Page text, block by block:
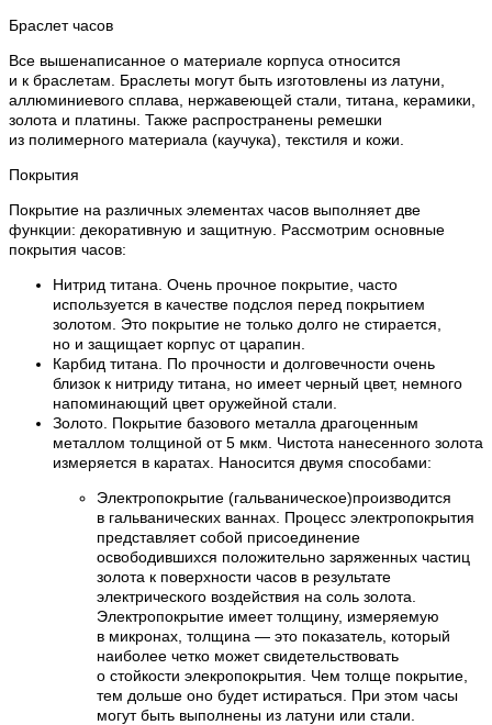
Браслет часов
Все вышенаписанное о материале корпуса относится
и к браслетам. Браслеты могут быть изготовлены из латуни,
аллюминиевого сплава, нержавеющей стали, титана, керамики,
золота и платины. Также распространены ремешки
из полимерного материала (каучука), текстиля и кожи.
Покрытия
Покрытие на различных элементах часов выполняет две
функции: декоративную и защитную. Рассмотрим основные
покрытия часов:
Нитрид титана. Очень прочное покрытие, часто
используется в качестве подслоя перед покрытием
золотом. Это покрытие не только долго не стирается,
но и защищает корпус от царапин.
Карбид титана. По прочности и долговечности очень
близок к нитриду титана, но имеет черный цвет, немного
напоминающий цвет оружейной стали.
Золото. Покрытие базового металла драгоценным
металлом толщиной от 5 мкм. Чистота нанесенного золота
измеряется в каратах. Наносится двумя способами:
Электропокрытие (гальваническое)производится
в гальванических ваннах. Процесс электропокрытия
представляет собой присоединение
освободившихся положительно заряженных частиц
золота к поверхности часов в результате
электрического воздействия на соль золота.
Электропокрытие имеет толщину, измеряемую
в микронах, толщина — это показатель, который
наиболее четко может свидетельствовать
о стойкости элекропокрытия. Чем толще покрытие,
тем дольше оно будет истираться. При этом часы
могут быть выполнены из латуни или стали.